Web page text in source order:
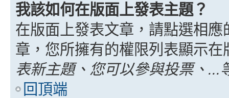
我該如何在版面上發表主題？
在版面上發表文章，請點選相
章，您所擁有的權限列表顯示
表新主題、您可以參與投票、...
回頂端